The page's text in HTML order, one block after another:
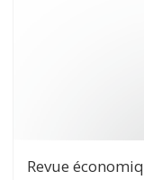
Revue